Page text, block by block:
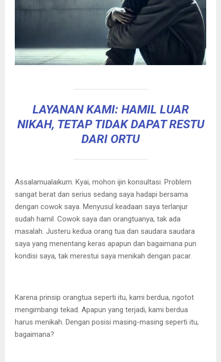
LAYANAN KAMI: HAMIL LUAR
NIKAH, TETAP TIDAK DAPAT RESTU
DARI ORTU
Assalamualaikum. Kyai, mohon ijin konsultasi. Problem
sangat berat dan serius sedang saya hadapi bersama
dengan cowok saya. Menyusul keadaan saya terlanjur
sudah hamil. Cowok saya dan orangtuanya, tak ada
masalah. Justeru kedua orang tua dan saudara saudara
saya yang menentang keras apapun dan bagaimana pun
kondisi saya, tak merestui saya menikah dengan pacar.
Karena prinsip orangtua seperti itu, kami berdua, ngotot
mengimbangi tekad. Apapun yang terjadi, kami berdua
harus menikah. Dengan posisi masing-masing seperti itu,
bagaimana?